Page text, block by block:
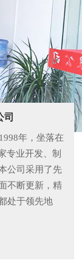
司
年，坐落在
专业开发、制
公司采用了先
不断更新，精
处于领先地